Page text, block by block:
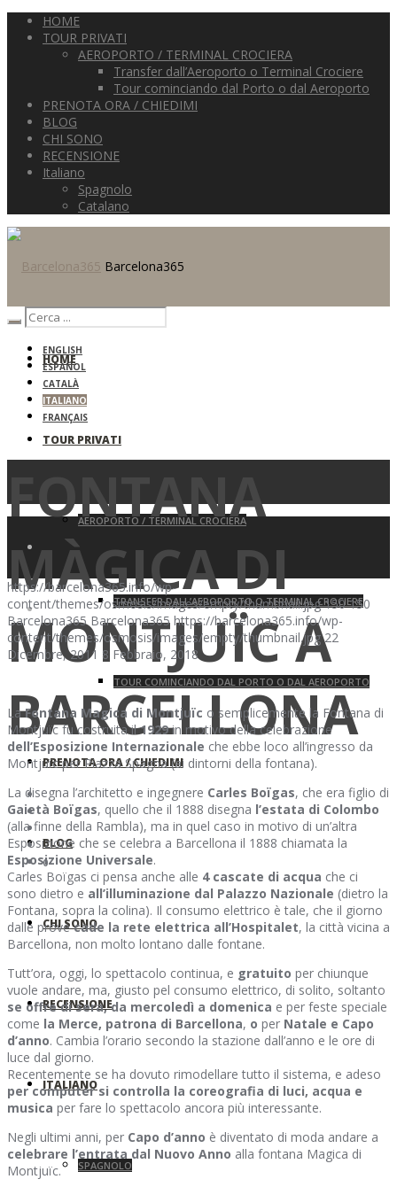
HOME
TOUR PRIVATI
AEROPORTO / TERMINAL CROCIERA
Transfer dall’Aeroporto o Terminal Crociere
Tour cominciando dal Porto o dal Aeroporto
PRENOTA ORA / CHIEDIMI
BLOG
CHI SONO
RECENSIONE
Italiano
Spagnolo
Catalano
Barcelona365
HOME
TOUR PRIVATI
AEROPORTO / TERMINAL CROCIERA
TRANSFER DALL’AEROPORTO O TERMINAL CROCIERE
TOUR COMINCIANDO DAL PORTO O DAL AEROPORTO
PRENOTA ORA / CHIEDIMI
BLOG
CHI SONO
RECENSIONE
ITALIANO
SPAGNOLO
ENGLISH
ESPAÑOL
CATALÀ
ITALIANO
FRANÇAIS
FONTANA
MÀGICA DI
MONTJUÏC A
BARCELLONA
0
https://barcelona365.info/wp-
content/themes/osmosis/images/empty/thumbnail.jpg 150 150
Barcelona365 Barcelona365 https://barcelona365.info/wp-
content/themes/osmosis/images/empty/thumbnail.jpg 22
Dicembre, 2011 8 Febbraio, 2018
LaFontana Magica di Montjuïc o semplicemente la Fontana di
Montjuïc fu costruita il1929in motivo della celebrazione
dell’Esposizione Internazionale che ebbe loco all’ingresso da
Montjuïc per Piazza Spagna (ai dintorni della fontana).
La disegna l’architetto e ingegnere Carles Boïgas, che era figlio di
Gaietà Boïgas, quello che il 1888 disegna l’estata di Colombo
(alla finne della Rambla), ma in quel caso in motivo di un’altra
Esposizione che se celebra a Barcellona il 1888 chiamata la
Esposizione Universale.
Carles Boïgas ci pensa anche alle 4 cascate di acqua che ci
sono dietro e all’illuminazione dal Palazzo Nazionale (dietro la
Fontana, sopra la colina). Il consumo elettrico è tale, che il giorno
dalle provecade la rete elettrica all’Hospitalet, la città vicina a
Barcellona, non molto lontano dalle fontane.
Tutt’ora, oggi, lo spettacolo continua, e gratuito per chiunque
vuole andare, ma, giusto pel consumo elettrico, di solito, soltanto
se offre di sera, da mercoledì a domenica e per feste speciale
come la Merce, patrona di Barcellona, o per Natale e Capo
d’anno. Cambia l’orario secondo la stazione dall’anno e le ore di
luce dal giorno.
Recentemente se ha dovuto rimodellare tutto il sistema, e adeso
per computer si controlla la coreografia di luci, acqua e
musica per fare lo spettacolo ancora più interessante.
Negli ultimi anni, per Capo d’anno è diventato di moda andare a
celebrare l’entrata dal Nuovo Anno alla fontana Magica di
Montjuïc.